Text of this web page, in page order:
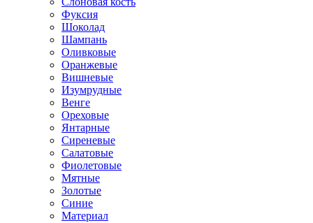
Фуксия
Шоколад
Шампань
Оливковые
Оранжевые
Вишневые
Изумрудные
Венге
Ореховые
Янтарные
Сиреневые
Салатовые
Фиолетовые
Мятные
Золотые
Синие
Материал